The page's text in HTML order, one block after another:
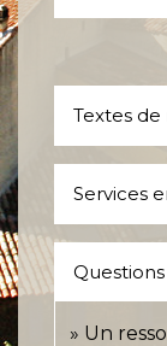
Textes
Services
Un